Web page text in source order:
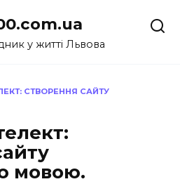
у житті Львова
СТВОРЕННЯ САЙТУ
мовою.